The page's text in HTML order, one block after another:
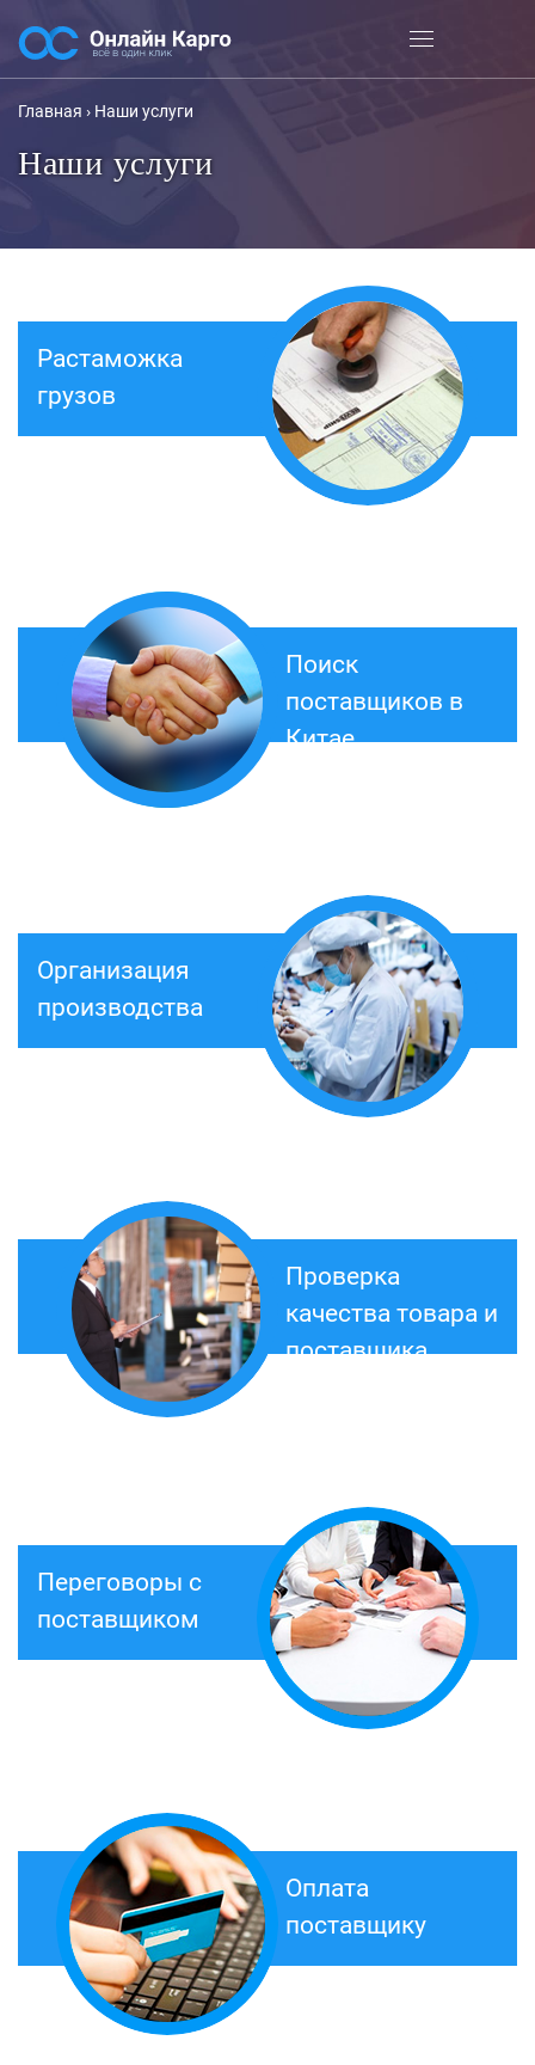
Главная › Наши услуги
Наши услуги
Растаможка
грузов
Поиск
поставщиков в
Китае
Организация
производства
Проверка
качества товара и
поставщика
Переговоры с
поставщиком
Оплата
поставщику